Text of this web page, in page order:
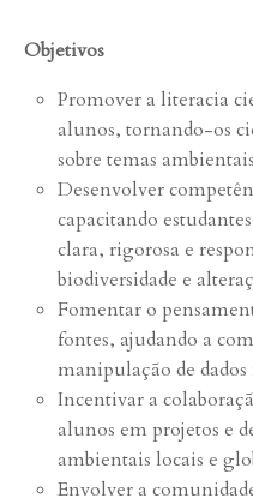
Objetivos
Promover a literacia
alunos, tornando-os
sobre temas
Desenvolver
capacitando
clara, rigorosa e
biodiversidade e
Fomentar o
fontes, ajudando a
manipulação de
Incentivar a
alunos em projetos e
ambientais locais e
Envolver a